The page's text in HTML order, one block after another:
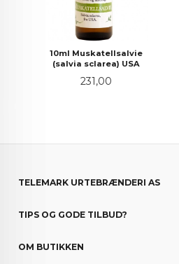
10ml Muskatellsalvie
(salvia sclarea) USA
Pris
231,00
TELEMARK URTEBRÆNDERI AS
TIPS OG GODE TILBUD?
OM BUTIKKEN